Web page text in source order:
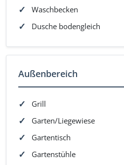
Waschbecken
Dusche bodengleich
Außenbereich
Grill
Garten/Liegewiese
Gartentisch
Gartenstühle